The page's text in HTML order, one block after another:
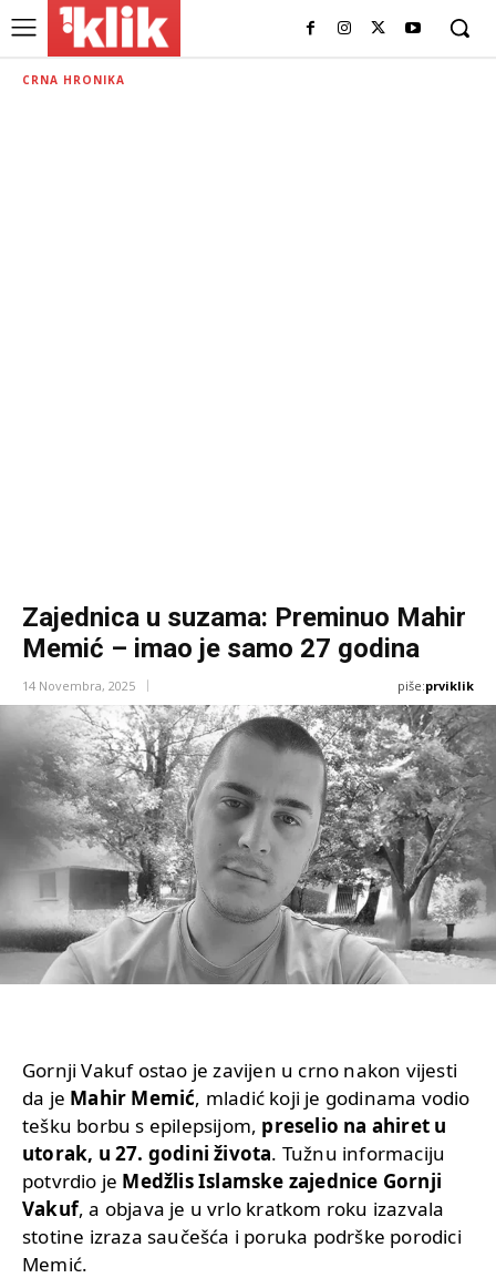
CRNA HRONIKA
Zajednica u suzama: Preminuo Mahir
Memić – imao je samo 27 godina
14 Novembra, 2025 piše:prviklik
Gornji Vakuf ostao je zavijen u crno nakon vijesti
da je Mahir Memić, mladić koji je godinama vodio
tešku borbu s epilepsijom, preselio na ahiret u
utorak, u 27. godini života. Tužnu informaciju
potvrdio je Medžlis Islamske zajednice Gornji
Vakuf, a objava je u vrlo kratkom roku izazvala
stotine izraza saučešća i poruka podrške porodici
Memić.